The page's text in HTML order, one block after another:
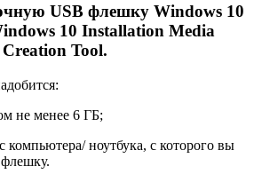
USB флешку Windows 10
10 Installation Media
Creation Tool.
не менее 6 ГБ;
компьютера/ ноутбука, с которого вы